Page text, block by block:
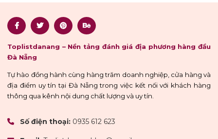
Toplistdanang – Nền tảng đánh giá địa phương hàng đầu
Đà Nẵng
Tự hào đồng hành cùng hàng trăm doanh nghiệp, cửa hàng và
địa điểm uy tín tại Đà Nẵng trong việc kết nối với khách hàng
thông qua kênh nội dung chất lượng và uy tín.
Số điện thoại: 0935 612 623